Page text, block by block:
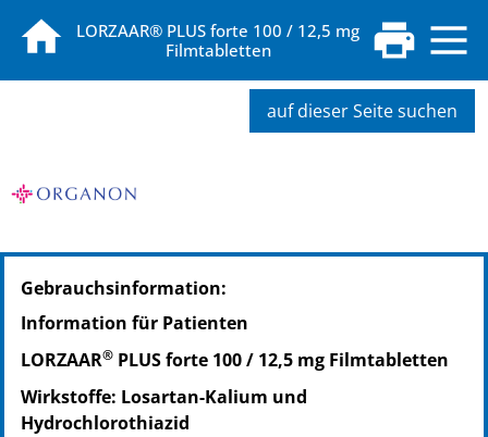
LORZAAR® PLUS forte 100 / 12,5 mg
Filmtabletten
auf dieser Seite suchen
PZN: 02498062
PPN: 110249806270
Gebrauchsinformation:
Information für Patienten
LORZAAR® PLUS forte 100 / 12,5 mg Filmtabletten
Wirkstoffe: Losartan-Kalium und
Hydrochlorothiazid